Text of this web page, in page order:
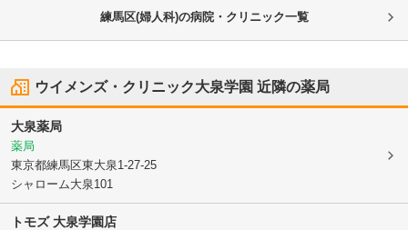
練馬区(婦人科)の病院・クリニック一覧
ウイメンズ・クリニック大泉学園 近隣の薬局
大泉薬局
薬局
東京都練馬区東大泉1-27-25
シャローム大泉101
トモズ 大泉学園店